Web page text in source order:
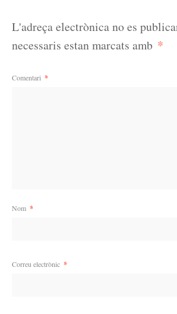
L'adreça electrònica no es
necessaris estan marcats amb *
Comentari *
Nom *
Correu electrònic *